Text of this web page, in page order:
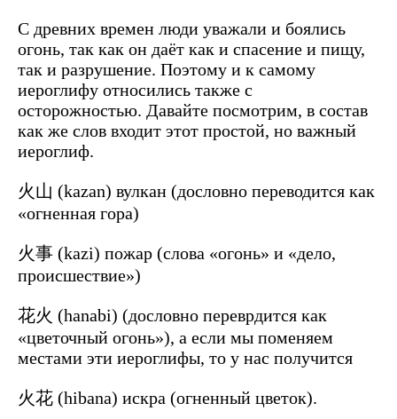
С древних времен люди уважали и боялись
огонь, так как он даёт как и спасение и пищу,
так и разрушение. Поэтому и к самому
иероглифу относились также с
осторожностью. Давайте посмотрим, в состав
как же слов входит этот простой, но важный
иероглиф.
火山 (kazan) вулкан (дословно переводится как
«огненная гора)
火事 (kazi) пожар (слова «огонь» и «дело,
происшествие»)
花火 (hanabi) (дословно переврдится как
«цветочный огонь»), а если мы поменяем
местами эти иероглифы, то у нас получится
火花 (hibana) искра (огненный цветок).